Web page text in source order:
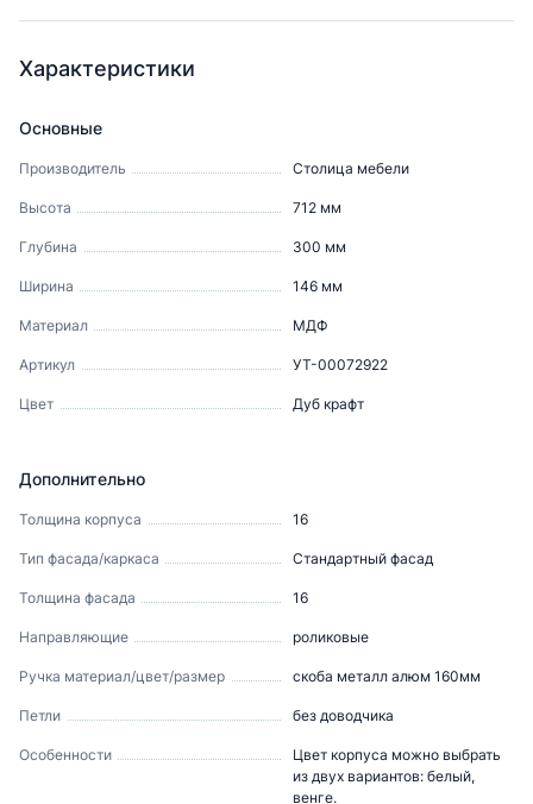
Характеристики
Основные
Производитель Столица мебели
Высота 712 мм
Глубина 300 мм
Ширина 146 мм
Материал МДФ
Артикул УТ-00072922
Цвет Дуб крафт
Дополнительно
Толщина корпуса 16
Тип фасада/каркаса Стандартный фасад
Толщина фасада 16
Направляющие роликовые
Ручка материал/цвет/размер скоба металл алюм 160мм
Петли без доводчика
Особенности
Цвет корпуса можно выбрать
из двух вариантов: белый,
венге.